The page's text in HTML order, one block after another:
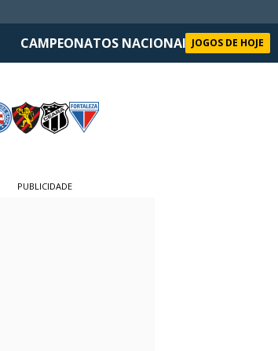
CAMPEONATOS NACIONAIS SELEÇÃO
JOGOS DE HOJE
PUBLICIDADE